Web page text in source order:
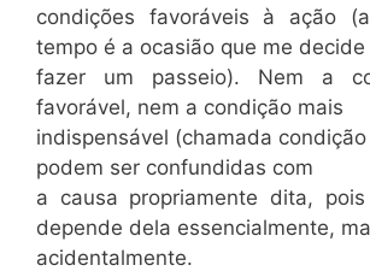
condições favoráveis à ação
tempo é a ocasião que me decide
fazer um passeio). Nem a
favorável, nem a condição mais
indispensável (chamada condição
podem ser confundidas com
a causa propriamente dita,
depende dela essencialmente,
acidentalmente.